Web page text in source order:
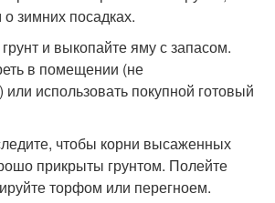
зимних посадках.
и выкопайте яму с запасом.
в помещении (не
или использовать покупной готовый
чтобы корни высаженных
прикрыты грунтом. Полейте
торфом или перегноем.